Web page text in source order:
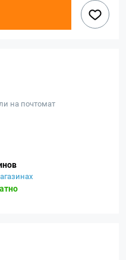
на почтомат